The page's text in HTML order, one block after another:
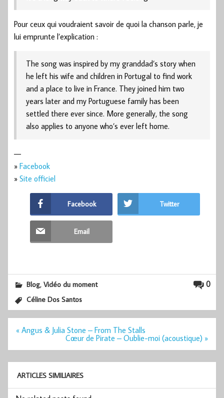
Pour ceux qui voudraient savoir de quoi la chanson parle, je
lui emprunte l’explication :
The song was inspired by my granddad’s story when
he left his wife and children in Portugal to find work
and a place to live in France. They joined him two
years later and my Portuguese family has been
settled there ever since. More generally, the song
also applies to anyone who’s ever left home.
—
» Facebook
» Site officiel
Facebook Twitter
Email
0
Blog,Vidéo du moment
Céline Dos Santos
Navigation
« Angus & Julia Stone – From The Stalls
Cœur de Pirate – Oublie-moi (acoustique) »
ARTICLES SIMILIAIRES